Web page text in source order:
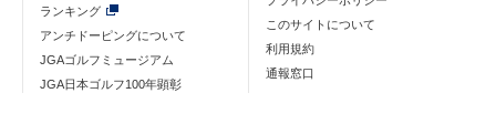
ランキング
アンチドーピングについて
JGAゴルフミュージアム
JGA日本ゴルフ100年顕彰
このサイトについて
利用規約
通報窓口